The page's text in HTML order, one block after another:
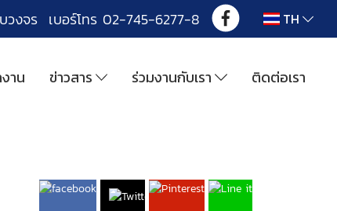
วงจร เบอร์โทร 02-745-6277-8 TH
าน ข่าวสาร ร่วมงานกับเรา ติดต่อเรา